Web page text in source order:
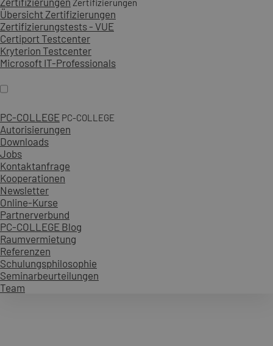
Zertifizierungen
Übersicht Zertifizierungen
Zertifizierungstests - VUE
Certiport Testcenter
Kryterion Testcenter
Microsoft IT-Professionals
PC-COLLEGE PC-COLLEGE
Autorisierungen
Downloads
Jobs
Kontaktanfrage
Kooperationen
Newsletter
Online-Kurse
Partnerverbund
PC-COLLEGE Blog
Raumvermietung
Referenzen
Schulungsphilosophie
Seminarbeurteilungen
Team